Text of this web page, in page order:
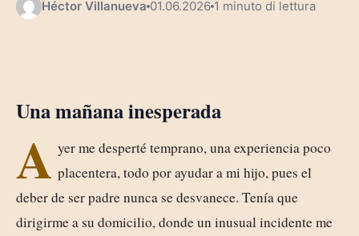
Héctor Villanueva 01.06.2026 1 minuto di lettura
Una mañana inesperada
A yer me desperté temprano, una experiencia poco
placentera, todo por ayudar a mi hijo, pues el
deber de ser padre nunca se desvanece. Tenía que
dirigirme a su domicilio, donde un inusual incidente me